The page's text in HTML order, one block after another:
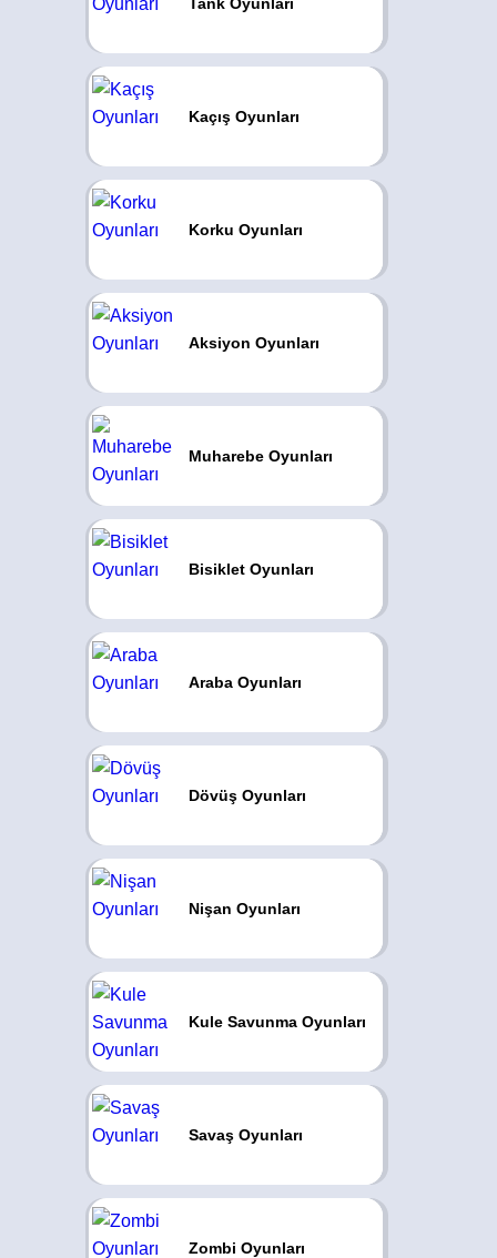
Kaçış Oyunları
Korku Oyunları
Aksiyon Oyunları
Muharebe Oyunları
Bisiklet Oyunları
Araba Oyunları
Dövüş Oyunları
Nişan Oyunları
Kule Savunma Oyunları
Savaş Oyunları
Zombi Oyunları